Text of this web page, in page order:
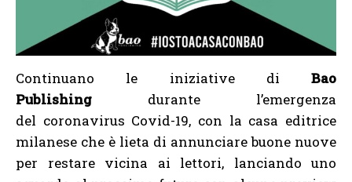
Continuano le iniziative di Bao
Publishing durante l’emergenza
del coronavirus Covid-19, con la casa editrice
milanese che è lieta di annunciare buone nuove
per restare vicina ai lettori, lanciando uno